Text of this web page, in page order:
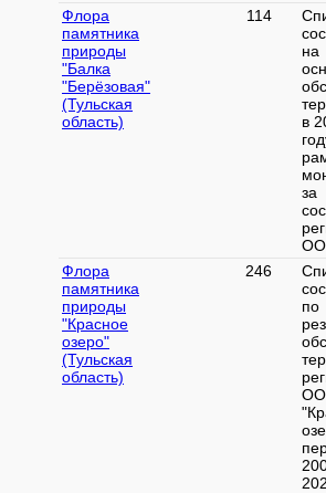
Флора
памятника
природы
"Балка
"Берёзовая"
(Тульская
область)
114
на
в
за
Флора
памятника
природы
"Красное
озеро"
(Тульская
область)
246
по